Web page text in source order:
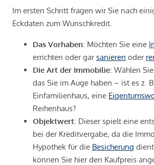
Im ersten Schritt fragen wir Sie nach
Eckdaten zum Wunschkredit.
Das Vorhaben: Möchten Sie eine
errichten oder garsanieren oder
Die Art der Immobilie: Wählen
das Sie im Auge haben – ist es z.
Einfamilienhaus, eine
Reihenhaus?
Objektwert: Dieser spielt eine
bei der Kreditvergabe, da die
Hypothek für die Besicherung
können Sie hier den Kaufpreis